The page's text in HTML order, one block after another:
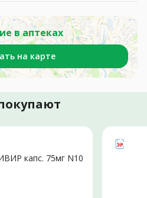
в аптеках
на карте
капс. 75мг N10